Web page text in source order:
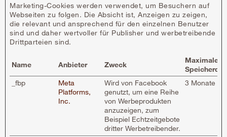
Marketing-Cookies werden verwendet, um Besuchern auf
Webseiten zu folgen. Die Absicht ist, Anzeigen zu zeigen,
die relevant und ansprechend für den einzelnen Benutzer
sind und daher wertvoller für Publisher und werbetreibende
Drittparteien sind.
Name Anbieter Zweck
Maximale
_fbp
Meta
Platforms,
Inc.
Wird von Facebook
genutzt, um eine Reihe
von Werbeprodukten
anzuzeigen, zum
Beispiel Echtzeitgebote
dritter Werbetreibender.
3 Monate